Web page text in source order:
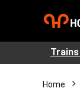
Home